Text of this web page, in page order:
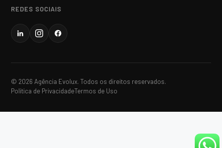
REDES SOCIAIS
© 2026 Agência Evolux. Todos os direitos reservados.
Política de PrivacidadeTermos de Uso